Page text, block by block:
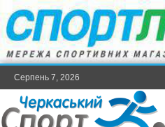
Серпень 7, 2026